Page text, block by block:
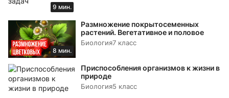
9 мин.
8 мин.
Размножение покрытосеменных
растений. Вегетативное и половое
Биология7 класс
Приспособления организмов к жизни в
природе
Биология5 класс